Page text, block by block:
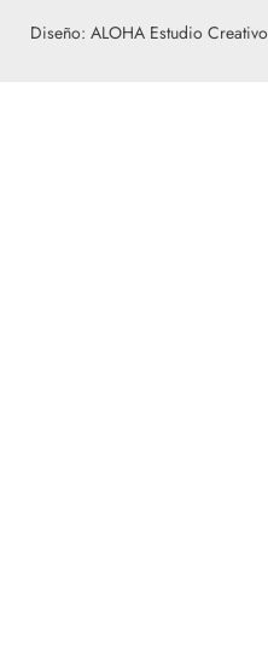
Diseño: ALOHA Estudio Creativo